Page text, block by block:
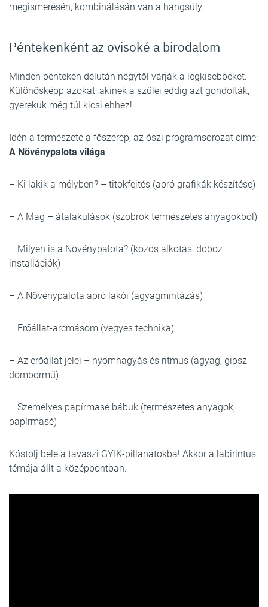
megismerésén, kombinálásán van a hangsúly.
Péntekenként az ovisoké a birodalom
Minden pénteken délután négytől várják a legkisebbeket.
Különösképp azokat, akinek a szülei eddig azt gondolták,
gyerekük még túl kicsi ehhez!
Idén a természeté a főszerep, az őszi programsorozat címe:
A Növénypalota világa
– Ki lakik a mélyben? – titokfejtés (apró grafikák készítése)
– A Mag – átalakulások (szobrok természetes anyagokból)
– Milyen is a Növénypalota? (közös alkotás, doboz
installációk)
– A Növénypalota apró lakói (agyagmintázás)
– Erőállat-arcmásom (vegyes technika)
– Az erőállat jelei – nyomhagyás és ritmus (agyag, gipsz
dombormű)
– Személyes papírmasé bábuk (természetes anyagok,
papírmasé)
Kóstolj bele a tavaszi GYIK-pillanatokba! Akkor a labirintus
témája állt a középpontban.